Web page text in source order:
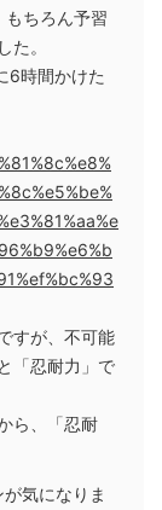
ちろん予習
た。
6時間かけた
すが、不可能
「忍耐力」で
ら、「忍耐
気になりま